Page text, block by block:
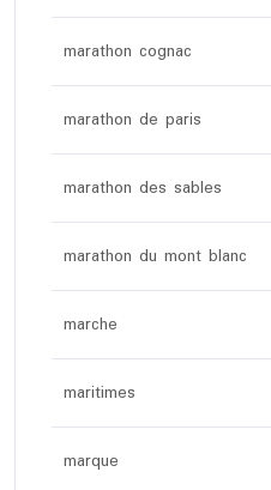
marathon cognac
marathon de paris
marathon des sables
marathon du mont blanc
marche
maritimes
marque